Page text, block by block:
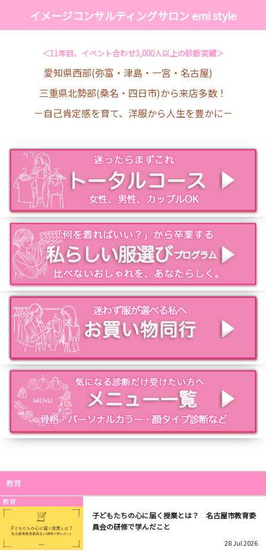
イメージコンサルティングサロン emi style
＜11年目、イベント合わせ3,000人以上の診断実績＞
愛知県西部(弥富・津島・一宮・名古屋)
三重県北勢部(桑名・四日市)から来店多数！
－自己肯定感を育て、洋服から人生を豊かに－
教育
教育
子どもたちの心に届く授業とは？ 名古屋市教育委
員会の研修で学んだこと
28Jul2026